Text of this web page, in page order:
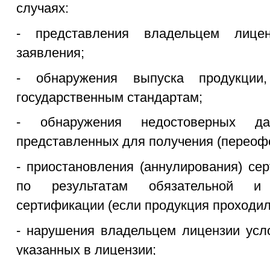
случаях:
- представления владельцем
заявления;
- обнаружения выпуска
государственным стандартам;
- обнаружения недостоверных
представленных для получения
- приостановления (аннулирования)
по результатам обязательной
сертификации (если продукция
- нарушения владельцем лицензии
указанных в лицензии;